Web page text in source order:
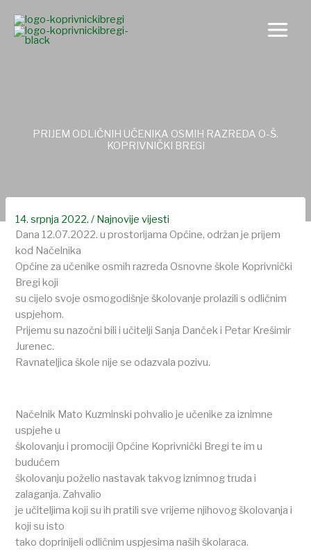
content
PRIJEM ODLIČNIH UČENIKA OSMIH RAZREDA O-Š.
KOPRIVNIČKI BREGI
14. srpnja 2022./ Najnovije vijesti
Dana 12.07.2022. u prostorijama Općine, održan je prijem
kod Načelnika
Općine za učenike osmih razreda Osnovne škole Koprivnički
Bregi koji
su cijelo svoje osmogodišnje školovanje prolazili s odličnim
uspjehom.
Prijemu su nazočni bili i učitelji Sanja Danček i Petar Krešimir
Jurenec.
Ravnateljica škole nije se odazvala pozivu.
Načelnik Mato Kuzminski pohvalio je učenike za iznimne
uspjehe u
školovanju i promociji Općine Koprivnički Bregi te im u
budućem
školovanju poželio nastavak takvog iznimnog truda i
zalaganja. Zahvalio
je učiteljima koji su ih pratili sve vrijeme njihovog školovanja i
koji su isto
tako doprinijeli odličnim uspjesima naših školaraca.